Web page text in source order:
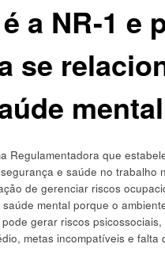
a NR-1 e
se
Regulamentadora que
e saúde no trabalho
de gerenciar riscos
mental porque o
gerar riscos psicossociais,
metas incompatíveis e falta